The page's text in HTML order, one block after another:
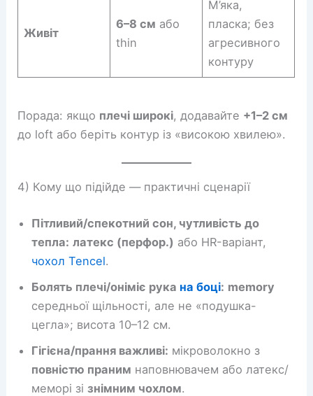
Живіт
6–8 см або
thin
М’яка,
пласка; без
агресивного
контуру
Порада: якщо плечі широкі, додавайте +1–2 см
до loft або беріть контур із «високою хвилею».
4) Кому що підійде — практичні сценарії
Пітливий/спекотний сон, чутливість до
тепла: латекс (перфор.) або HR-варіант,
чохол Tencel.
Болять плечі/оніміє рука на боці: memory
середньої щільності, але не «подушка-
цегла»; висота 10–12 см.
Гігієна/прання важливі: мікроволокно з
повністю праним наповнювачем або латекс/
меморі зізнімним чохлом.